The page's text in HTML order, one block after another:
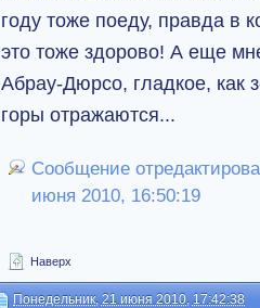
году тоже поеду, правда в
это тоже здорово! А еще
Абрау-Дюрсо, гладкое, как
горы отражаются...
Сообщение
июня 2010, 16:50:19
Наверх
Понедельник, 21 июня 2010, 17:42:38